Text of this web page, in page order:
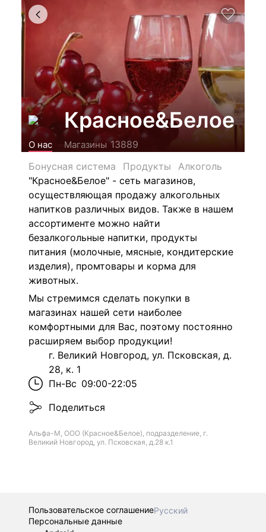
Красное&Белое
О нас Магазины 13889
Бонусная система
Продукты
Алкоголь
"Красное&Белое" - сеть магазинов,
осуществляющая продажу алкогольных
напитков различных видов. Также в нашем
ассортименте можно найти
безалкогольные напитки, продукты
питания (молочные, мясные, кондитерские
изделия), промтовары и корма для
животных.
Мы стремимся сделать покупки в
магазинах нашей сети наиболее
комфортными для Вас, поэтому постоянно
расширяем выбор продукции!
г. Великий Новгород, ул. Псковская, д.
28, к. 1
Пн-Вс 09:00-22:05
Поделиться
Альфа-М, ООО (Красное&Белое), подразделение, г.
Великий Новгород, ул. Псковская, д.28 к.1
Пользовательское соглашениеРусский
Персональные данные